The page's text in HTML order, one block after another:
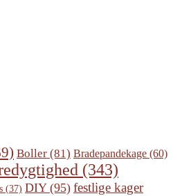
Boller (81) Bradepandekage (60)
(343)
(37) DIY(95) festlige kager